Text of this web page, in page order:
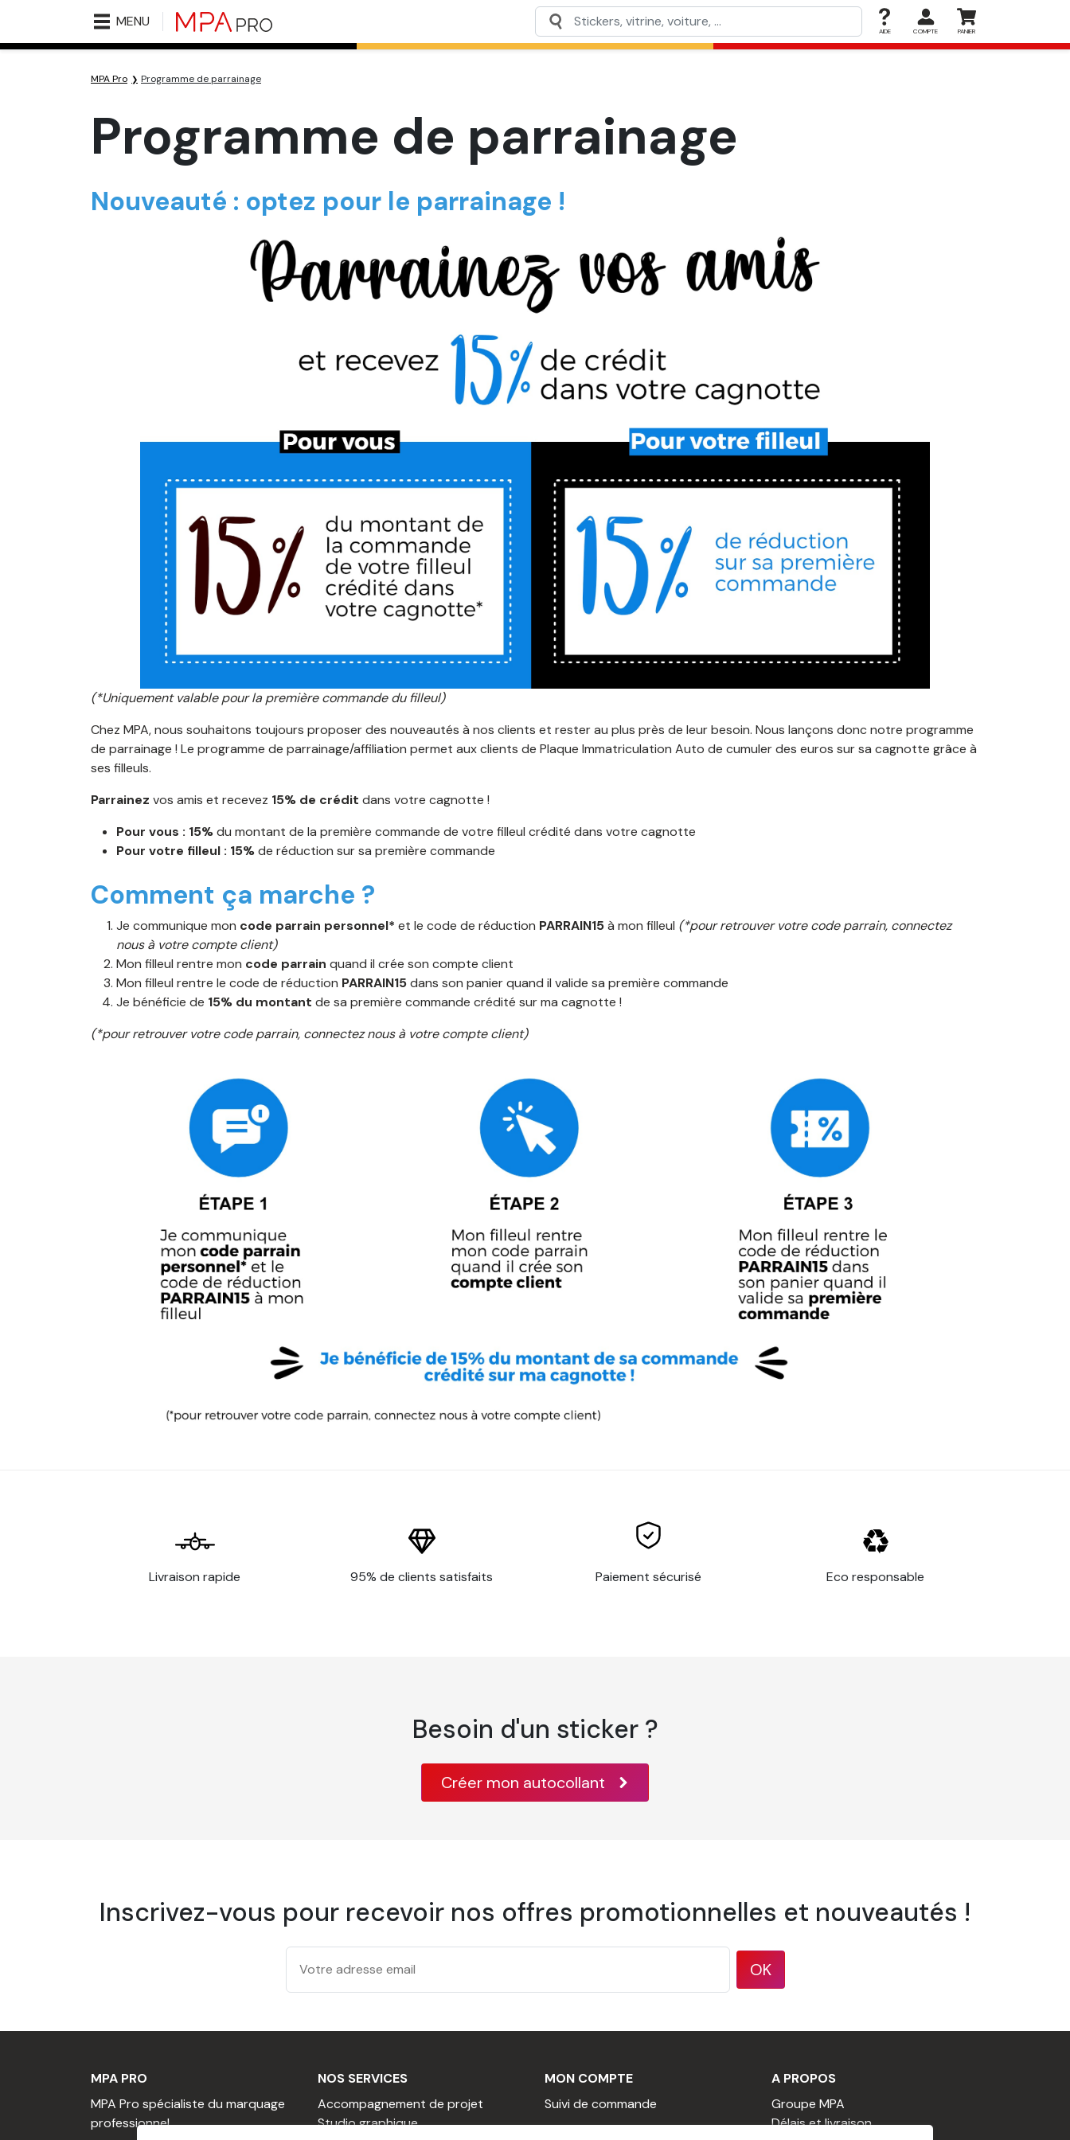
MENU
AIDE COMPTE PANIER
MPA Pro Programme de parrainage
Programme de parrainage
Nouveauté : optez pour le parrainage !
(*Uniquement valable pour la première commande du filleul)
Chez MPA, nous souhaitons toujours proposer des nouveautés à nos clients et rester au plus près de leur besoin. Nous lançons donc notre programme
de parrainage ! Le programme de parrainage/affiliation permet aux clients de Plaque Immatriculation Auto de cumuler des euros sur sa cagnotte grâce à
ses filleuls.
Parrainez vos amis et recevez 15% de crédit dans votre cagnotte !
Pour vous : 15%du montant de la première commande de votre filleul crédité dans votre cagnotte
Pour votre filleul : 15%de réduction sur sa première commande
Comment ça marche ?
Je communique mon code parrain personnel* et le code de réduction PARRAIN15à mon filleul (*pour retrouver votre code parrain, connectez
nous à votre compte client)
Mon filleul rentre mon code parrain quand il crée son compte client
Mon filleul rentre le code de réduction PARRAIN15dans son panier quand il valide sa première commande
Je bénéficie de 15% du montant de sa première commande crédité sur ma cagnotte !
(*pour retrouver votre code parrain, connectez nous à votre compte client)
Livraison rapide 95% de clients satisfaits Paiement sécurisé Eco responsable
Besoin d'un sticker ?
Créer mon autocollant
Inscrivez-vous pour recevoir nos offres promotionnelles et nouveautés !
OK
MPA PRO
MPA Pro spécialiste du marquage
professionnel
NOS SERVICES
Accompagnement de projet
Studio graphique
MON COMPTE
Suivi de commande
A PROPOS
Groupe MPA
Délais et livraison